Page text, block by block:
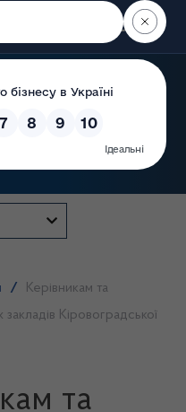
Пошук
/
Керівникам та
Кіровоградської
та